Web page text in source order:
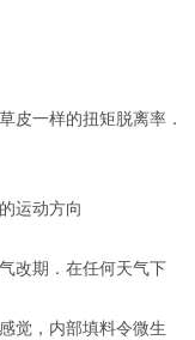
皮一样的扭矩脱离率．
运动方向
改期．在任何天气下
觉，内部填料令微生